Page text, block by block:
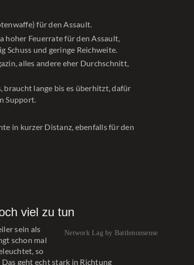
für den Assault.
hoher Feuerrate für den Assault,
Schuss und geringe Reichweite.
alles andere eher Durchschnitt,
braucht lange bis es überhitzt, dafür
Support.
in kurzer Distanz, ebenfalls für den
viel zu tun
Network Lag by Battlenonsense
sein als
schon mal
so
geht echt stark in Richtung